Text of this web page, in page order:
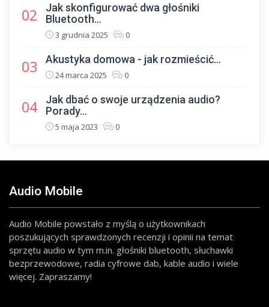
02
Jak skonfigurować dwa głośniki
Bluetooth...
3 grudnia 2025 0
03 Akustyka domowa - jak rozmieścić...
24 marca 2025 0
04
Jak dbać o swoje urządzenia audio?
Porady...
5 maja 2023 0
Audio Mobile
Audio Mobile powstało z myślą o użytkownikach
poszukujących sprawdzonych recenzji i opinii na temat
sprzętu audio w tym m.in. głośniki bluetooth, słuchawki
bezprzewodowe, radia cyfrowe dab, kable audio i wiele
więcej. Zapraszamy!